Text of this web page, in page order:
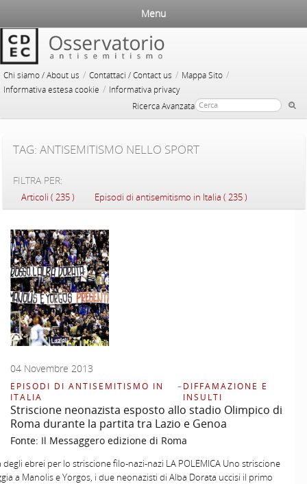
Chi siamo / About us / Contattaci / Contact us / Mappa Sito /
Informativa estesa cookie / Informativa privacy
Ricerca Avanzata
Menu
TAG: ANTISEMITISMO NELLO SPORT
FILTRA PER:
Articoli ( 235 ) Episodi di antisemitismo in Italia ( 235 )
04 Novembre 2013
EPISODI DI ANTISEMITISMO IN
ITALIA
–DIFFAMAZIONE E
INSULTI
Striscione neonazista esposto allo stadio Olimpico di
Roma durante la partita tra Lazio e Genoa
Fonte: Il Messaggero edizione di Roma
degli ebrei per lo striscione filo-nazi-nazi LA POLEMICA Uno striscione
a Manolis e Yorgos, i due neonazisti di Alba Dorata uccisi il primo